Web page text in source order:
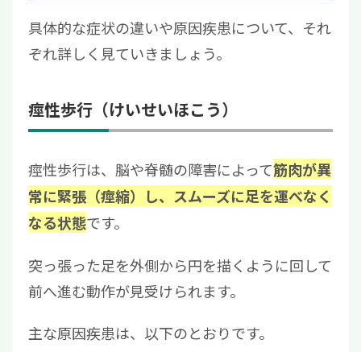
具体的な症状の違いや原因疾患について、それ
ぞれ詳しく見ていきましょう。
痙性歩行（けいせいほこう）
痙性歩行は、脳や脊髄の障害によって筋肉が異
常に緊張（痙縮）し、スムーズに足を運べなく
なる状態です。
突っ張った足を外側から円を描くように回して
前へ進む動作が見受けられます。
主な原因疾患は、以下のとおりです。